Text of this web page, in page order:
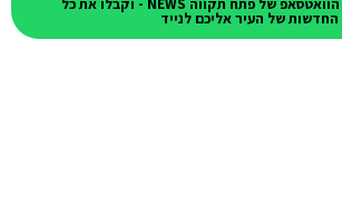
הצטרפו לקבוצת הוואטסאפ של פתח תקווה NEWS - וקבלו את כל
החדשות של העיר אליכם לנייד